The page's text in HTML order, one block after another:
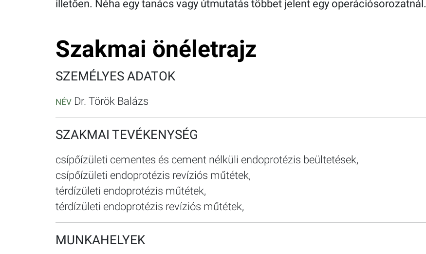
illetően. Néha egy tanács vagy útmutatás többet jelent egy operációsorozatnál.
Szakmai önéletrajz
SZEMÉLYES ADATOK
NÉV Dr. Török Balázs
SZAKMAI TEVÉKENYSÉG
csípőízületi cementes és cement nélküli endoprotézis beültetések,
csípőízületi endoprotézis revíziós műtétek,
térdízületi endoprotézis műtétek,
térdízületi endoprotézis revíziós műtétek,
MUNKAHELYEK